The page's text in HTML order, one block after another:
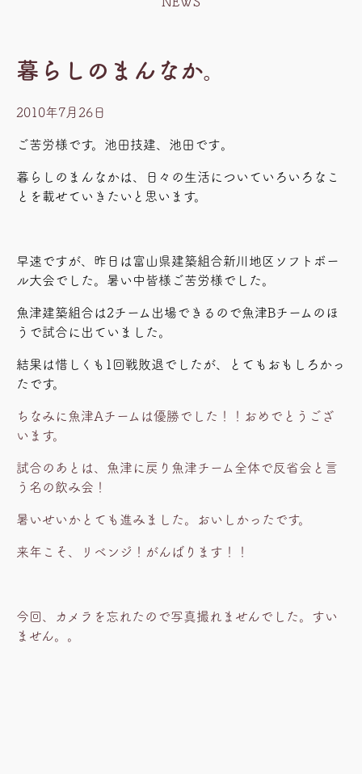
暮らしのまんなか。
2010年7月26日
ご苦労様です。池田技建、池田です。
暮らしのまんなかは、日々の生活についていろいろなこ
とを載せていきたいと思います。
早速ですが、昨日は富山県建築組合新川地区ソフトボー
ル大会でした。暑い中皆様ご苦労様でした。
魚津建築組合は2チーム出場できるので魚津Bチームのほ
うで試合に出ていました。
結果は惜しくも1回戦敗退でしたが、とてもおもしろかっ
たです。
ちなみに魚津Aチームは優勝でした！！おめでとうござ
います。
試合のあとは、魚津に戻り魚津チーム全体で反省会と言
う名の飲み会！
暑いせいかとても進みました。おいしかったです。
来年こそ、リベンジ！がんばります！！
今回、カメラを忘れたので写真撮れませんでした。すい
ません。。